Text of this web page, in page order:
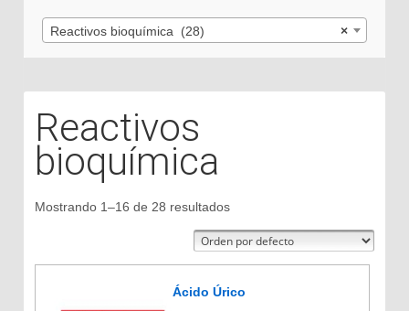
×
Reactivos bioquímica (28)
Reactivos
bioquímica
Mostrando 1–16 de 28 resultados
Ácido Úrico